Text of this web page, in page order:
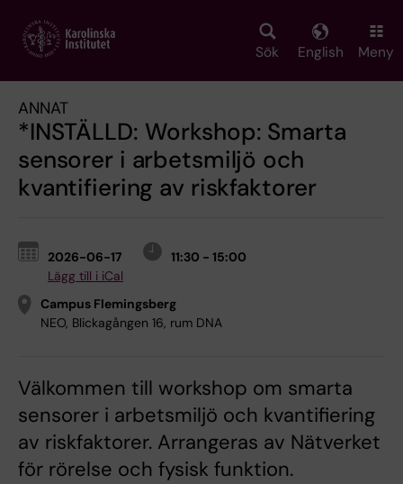
main
Sök English Meny
ANNAT
*INSTÄLLD: Workshop: Smarta
sensorer i arbetsmiljö och
kvantifiering av riskfaktorer
2026-06-17
11:30 - 15:00
Lägg till i iCal
Campus Flemingsberg
NEO, Blickagången 16, rum DNA
Välkommen till workshop om smarta
sensorer i arbetsmiljö och kvantifiering
av riskfaktorer. Arrangeras av Nätverket
för rörelse och fysisk funktion.